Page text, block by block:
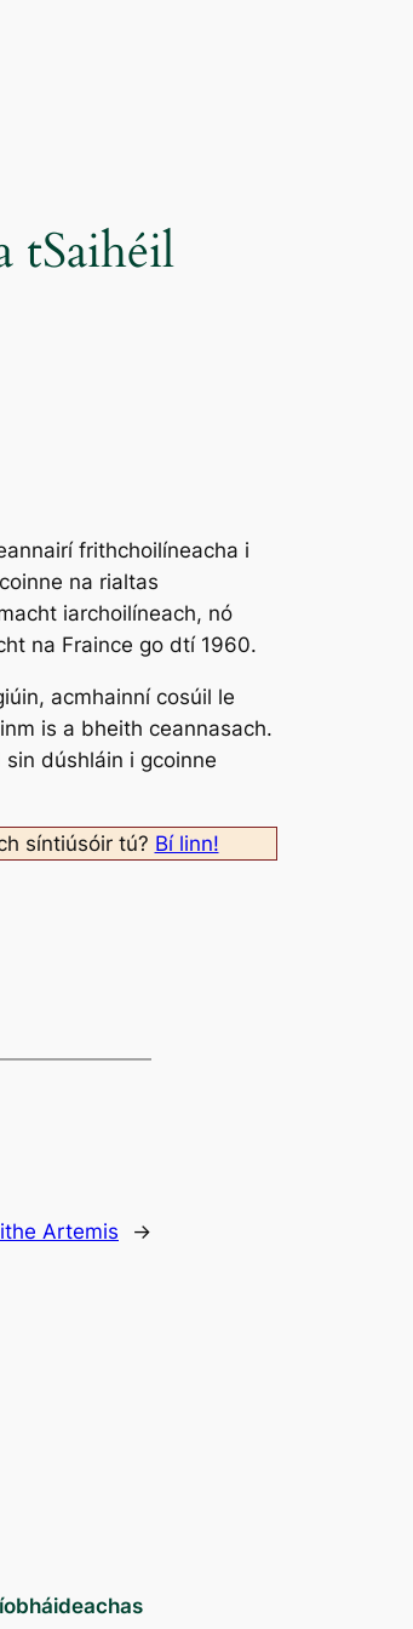
tSaihéil
frithchoilíneacha i
na rialtas
iarchoilíneach, nó
na Fraince go dtí 1960.
acmhainní cosúil le
is a bheith ceannasach.
dúshláin i gcoinne
síntiúsóir tú? Bí linn!
Artemis →